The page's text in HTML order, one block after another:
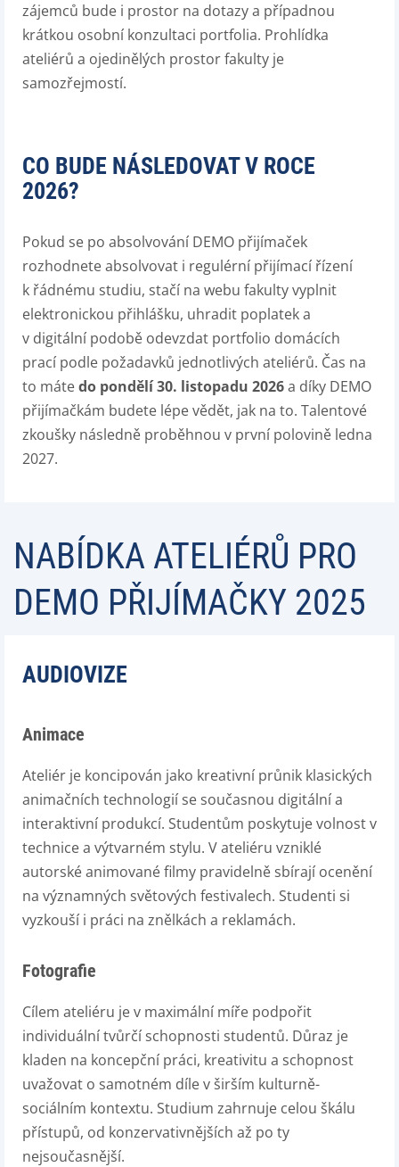
zájemců bude i prostor na dotazy a případnou
krátkou osobní konzultaci portfolia. Prohlídka
ateliérů a ojedinělých prostor fakulty je
samozřejmostí.
CO BUDE NÁSLEDOVAT V ROCE
2026?
Pokud se po absolvování DEMO přijímaček
rozhodnete absolvovat i regulérní přijímací řízení
k řádnému studiu, stačí na webu fakulty vyplnit
elektronickou přihlášku, uhradit poplatek a
v digitální podobě odevzdat portfolio domácích
prací podle požadavků jednotlivých ateliérů. Čas na
to mátedo pondělí 30. listopadu 2026a díky DEMO
přijímačkám budete lépe vědět, jak na to. Talentové
zkoušky následně proběhnou v první polovině ledna
2027.
NABÍDKA ATELIÉRŮ PRO
DEMO PŘIJÍMAČKY 2025
AUDIOVIZE
Animace
Ateliér je koncipován jako kreativní průnik klasických
animačních technologií se současnou digitální a
interaktivní produkcí. Studentům poskytuje volnost v
technice a výtvarném stylu. V ateliéru vzniklé
autorské animované filmy pravidelně sbírají ocenění
na významných světových festivalech. Studenti si
vyzkouší i práci na znělkách a reklamách.
Fotografie
Cílem ateliéru je v maximální míře podpořit
individuální tvůrčí schopnosti studentů. Důraz je
kladen na koncepční práci, kreativitu a schopnost
uvažovat o samotném díle v širším kulturně-
sociálním kontextu. Studium zahrnuje celou škálu
přístupů, od konzervativnějších až po ty
nejsoučasnější.